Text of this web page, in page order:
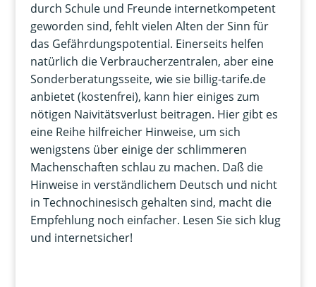
durch Schule und Freunde internetkompetent
geworden sind, fehlt vielen Alten der Sinn für
das Gefährdungspotential. Einerseits helfen
natürlich die Verbraucherzentralen, aber eine
Sonderberatungsseite, wie sie billig-tarife.de
anbietet (kostenfrei), kann hier einiges zum
nötigen Naivitätsverlust beitragen. Hier gibt es
eine Reihe hilfreicher Hinweise, um sich
wenigstens über einige der schlimmeren
Machenschaften schlau zu machen. Daß die
Hinweise in verständlichem Deutsch und nicht
in Technochinesisch gehalten sind, macht die
Empfehlung noch einfacher. Lesen Sie sich klug
und internetsicher!